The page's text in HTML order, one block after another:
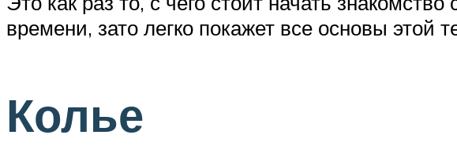
времени, зато легко покажет все основы этой
Колье